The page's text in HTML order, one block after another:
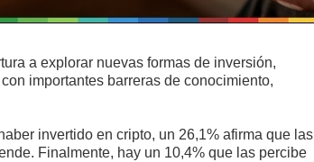
a explorar nuevas formas de inversión,
importantes barreras de conocimiento,
invertido en cripto, un 26,1% afirma que las
Finalmente, hay un 10,4% que las percibe